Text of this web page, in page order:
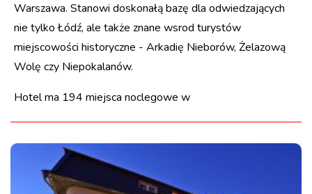
Warszawa. Stanowi doskonałą bazę dla odwiedzających
nie tylko Łódź, ale także znane wsrod turystów
miejscowości historyczne - Arkadię Nieborów, Żelazową
Wolę czy Niepokalanów.
Hotel ma 194 miejsca noclegowe w